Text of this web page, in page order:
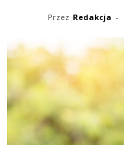
Przez Redakcja -